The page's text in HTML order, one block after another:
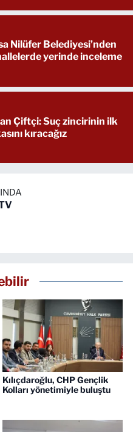
Nilüfer Belediyesi’nden
yerinde inceleme
Çiftçi: Suç zincirinin ilk
kıracağız
Kılıçdaroğlu, CHP Gençlik
Kolları yönetimiyle buluştu